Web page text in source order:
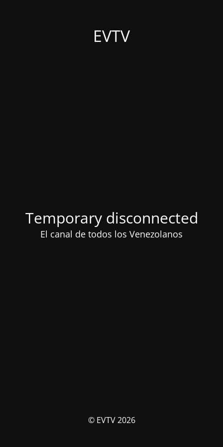
EVTV
Temporary disconnected
El canal de todos los Venezolanos
© EVTV 2026